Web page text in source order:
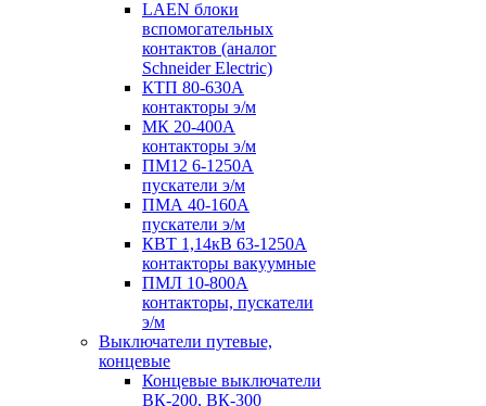
LAEN блоки
вспомогательных
контактов (аналог
Schneider Electric)
КТП 80-630А
контакторы э/м
МК 20-400А
контакторы э/м
ПМ12 6-1250А
пускатели э/м
ПМА 40-160А
пускатели э/м
КВТ 1,14кВ 63-1250А
контакторы вакуумные
ПМЛ 10-800А
контакторы, пускатели
э/м
Выключатели путевые,
концевые
Концевые выключатели
ВК-200, ВК-300